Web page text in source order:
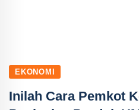
EKONOMI
Inilah Cara Pemkot